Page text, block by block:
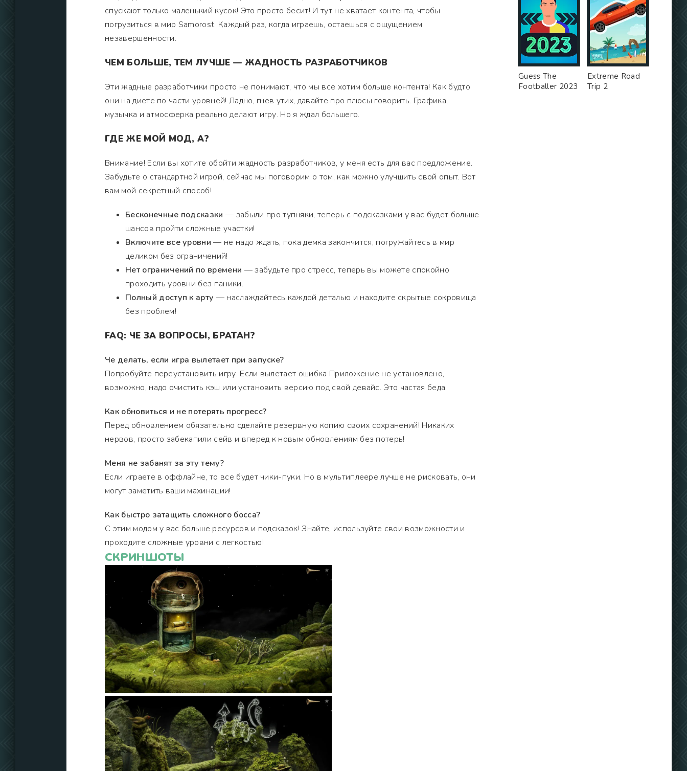
спускают только маленький кусок! Это просто бесит! И тут не хватает контента, чтобы
погрузиться в мир Samorost. Каждый раз, когда играешь, остаешься с ощущением
незавершенности.
ЧЕМ БОЛЬШЕ, ТЕМ ЛУЧШЕ — ЖАДНОСТЬ РАЗРАБОТЧИКОВ
Эти жадные разработчики просто не понимают, что мы все хотим больше контента! Как будто
они на диете по части уровней! Ладно, гнев утих, давайте про плюсы говорить. Графика,
музычка и атмосферка реально делают игру. Но я ждал большего.
ГДЕ ЖЕ МОЙ МОД, А?
Внимание! Если вы хотите обойти жадность разработчиков, у меня есть для вас предложение.
Забудьте о стандартной игрой, сейчас мы поговорим о том, как можно улучшить свой опыт. Вот
вам мой секретный способ!
Бесконечные подсказки — забыли про тупняки, теперь с подсказками у вас будет больше
шансов пройти сложные участки!
Включите все уровни — не надо ждать, пока демка закончится, погружайтесь в мир
целиком без ограничений!
Нет ограничений по времени — забудьте про стресс, теперь вы можете спокойно
проходить уровни без паники.
Полный доступ к арту — наслаждайтесь каждой деталью и находите скрытые сокровища
без проблем!
FAQ: ЧЕ ЗА ВОПРОСЫ, БРАТАН?
Че делать, если игра вылетает при запуске?
Попробуйте переустановить игру. Если вылетает ошибка Приложение не установлено,
возможно, надо очистить кэш или установить версию под свой девайс. Это частая беда.
Как обновиться и не потерять прогресс?
Перед обновлением обязательно сделайте резервную копию своих сохранений! Никаких
нервов, просто забекапили сейв и вперед к новым обновлениям без потерь!
Меня не забанят за эту тему?
Если играете в оффлайне, то все будет чики-пуки. Но в мультиплеере лучше не рисковать, они
могут заметить ваши махинации!
Как быстро затащить сложного босса?
С этим модом у вас больше ресурсов и подсказок! Знайте, используйте свои возможности и
проходите сложные уровни с легкостью!
СКРИНШОТЫ
Guess The
Footballer 2023
Extreme Road
Trip 2